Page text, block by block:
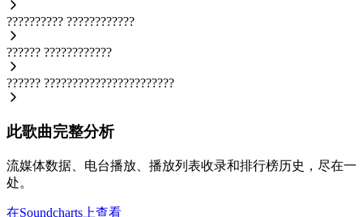
?????????? ????????????
?????? ????????????
?????? ???????????????????????
此歌曲完整分析
流媒体数据、电台播放、播放列表收录和排行榜历史，尽在一
处。
在Soundcharts上查看